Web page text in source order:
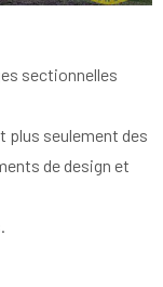
sectionnelles
plus seulement des
de design et